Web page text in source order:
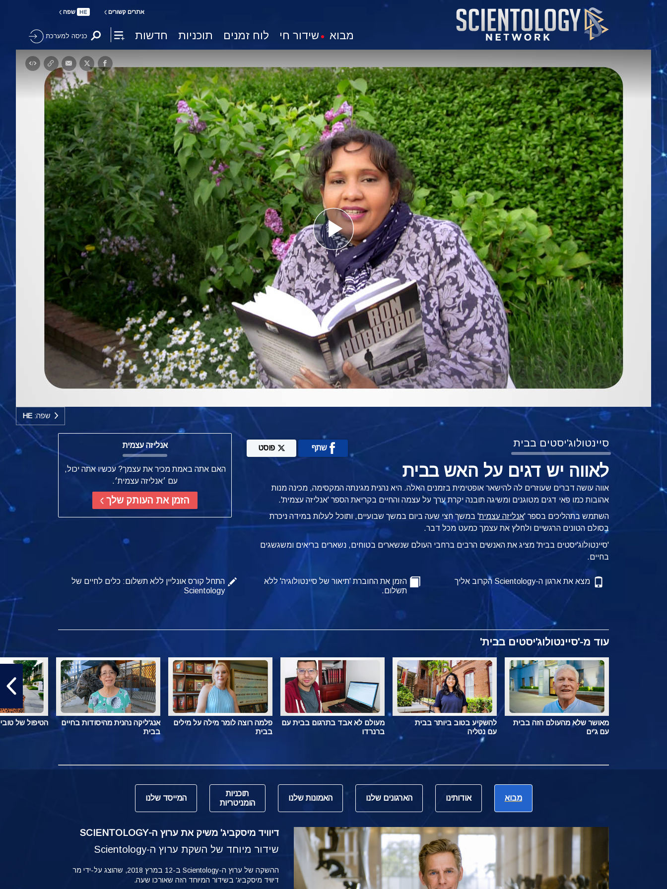
אתרים קשורים HE שפה
מבוא שידור חי לוח זמנים תוכניות חדשות כניסה למערכת
Play
Video
שפה:HE
סיינטולוג'יסטים בבית שתף פוסט
לאווה יש דגים על האש בבית
אווה עושה דברים שעוזרים לה להישאר אופטימית בזמנים האלה. היא נהנית מגינתה המקסימה, מכינה מנות
אהובות כמו פאי דגים מטוגנים ומשיגה תובנה יקרת ערך על עצמה והחיים בקריאת הספר 'אנליזה עצמית'.
השתמש בתהליכים בספר 'אנליזה עצמית' במשך חצי שעה ביום במשך שבועיים, ותוכל לעלות במידה ניכרת
בסולם הטונים הרגשיים ולחלץ את עצמך כמעט מכל דבר.
'סיינטולוג'יסטים בבית' מציג את האנשים הרבים ברחבי העולם שנשארים בטוחים, נשארים בריאים ומשגשגים
בחיים.
אנליזה עצמית
האם אתה באמת מכיר את עצמך? עכשיו אתה יכול,
עם ׳אנליזה עצמית׳.
הזמן את העותק שלך
מצא את ארגון ה-Scientology הקרוב אליך
הזמן את החוברת 'תיאור של סיינטולוגיה' ללא
תשלום.
התחל קורס אונליין ללא תשלום: כלים לחיים של
Scientology
עוד מ-'סיינטולוג'יסטים בבית'
מאושר שלא מהעולם הזה בבית
עם ג'ים
להשקיע בטוב ביותר בבית
עם נטליה
מעולם לא אבד בתרגום בבית עם
ברנרדו
פלמה רוצה לומר מילה על מילים
בבית
אנג'ליקה נהנית מהיסודות בחיים
בבית
הטיפול של
מבוא אודותינו הארגונים שלנו האמונות שלנו
תוכניות
הומניטריות
המייסד שלנו
דיוויד מיסקביג' משיק את ערוץ ה-SCIENTOLOGY
שידור מיוחד של השקת ערוץ ה-Scientology
ההשקה של ערוץ ה-Scientology ב-12 במרץ 2018, שהוצג על-ידי מר
דיוויד מיסקביג' בשידור המיוחד הזה שאורכו שעה.